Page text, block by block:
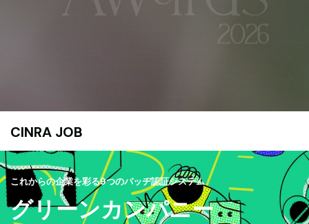
CINRA JOB
これからの企業を彩る9つのバッヂ認証システム
グリーンカンパニー